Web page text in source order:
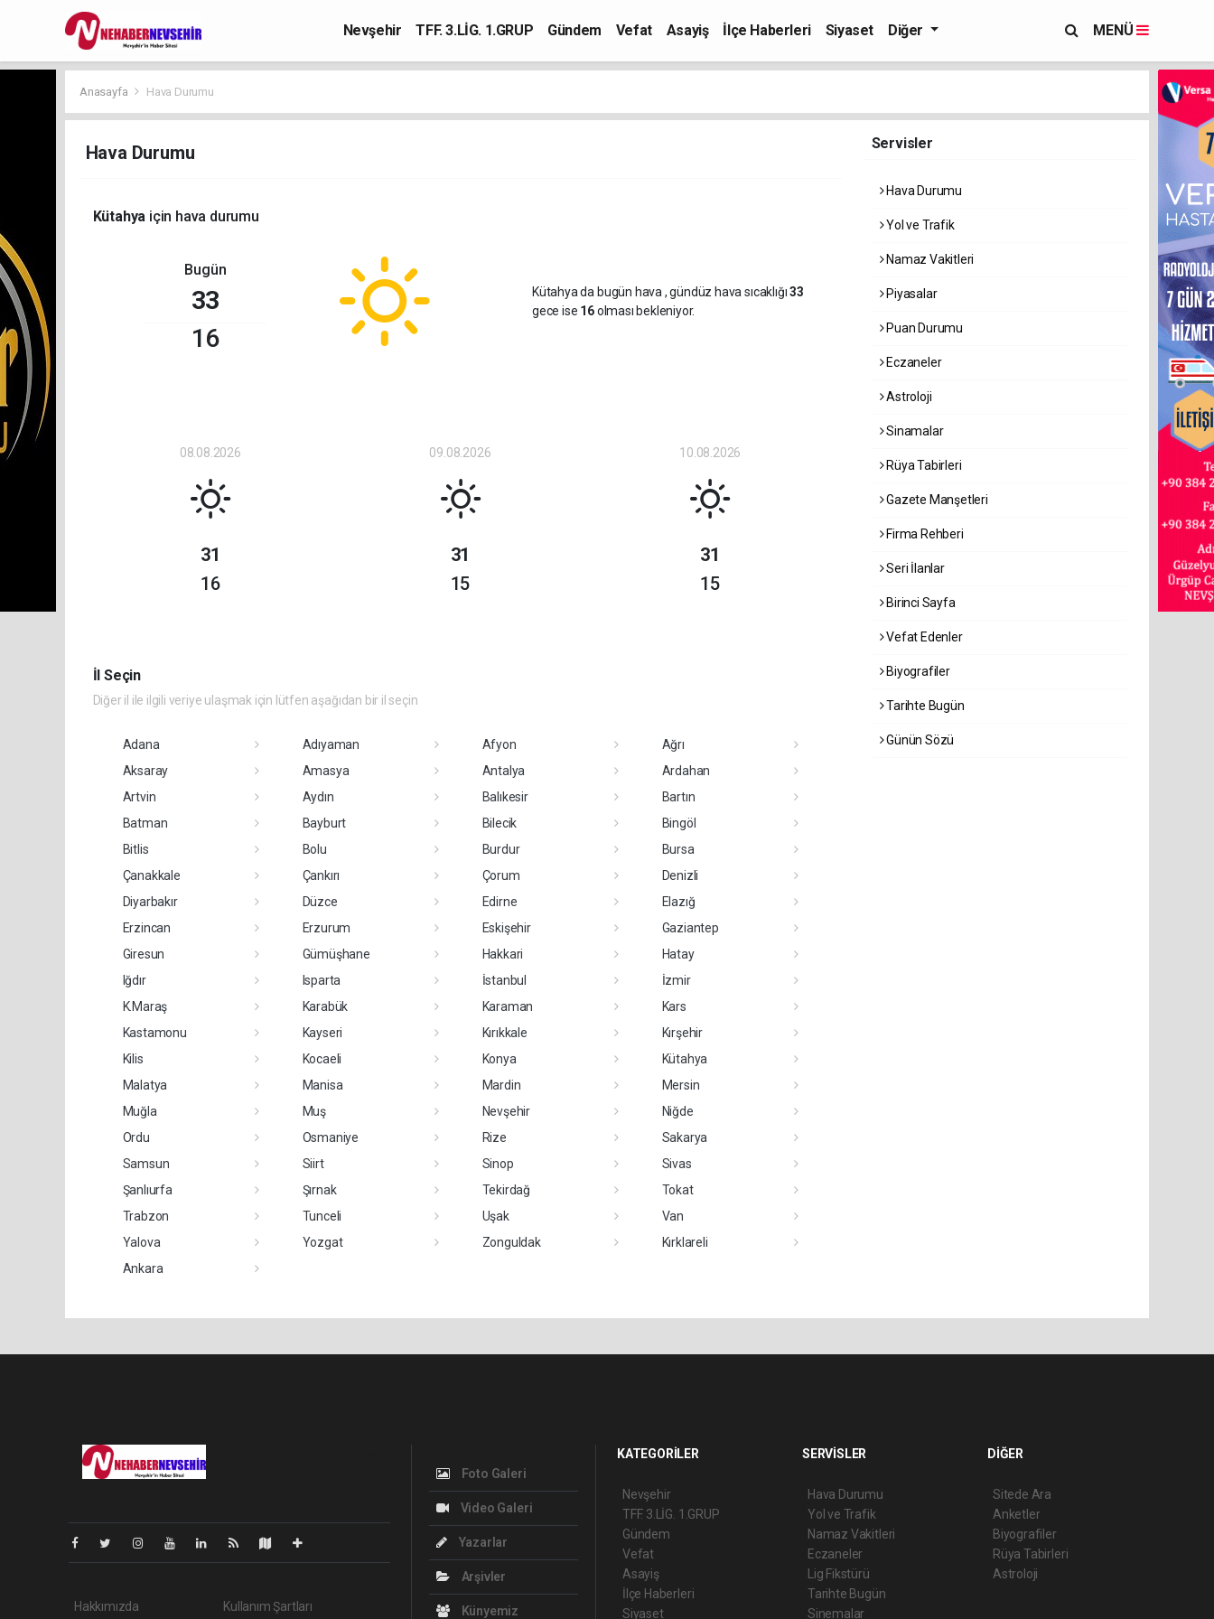
Nevşehir TFF. 3.LİG. 1.GRUP Gündem Vefat Asayiş İlçe Haberleri Siyaset Diğer MENÜ
Anasayfa Hava Durumu
Hava Durumu
Kütahya için hava durumu
Bugün
33
16
Kütahya da bugün hava , gündüz hava sıcaklığı33
gece ise 16olması bekleniyor.
08.08.2026
31
16
09.08.2026
31
15
10.08.2026
31
15
İl Seçin
Diğer il ile ilgili veriye ulaşmak için lütfen aşağıdan bir il seçin
Adana Adıyaman Afyon
Ağrı
Aksaray
Amasya Antalya
Ardahan
Artvin
Aydın Balıkesir
Bartın
Batman
Bayburt Bilecik
Bingöl
Bitlis
Bolu Burdur
Bursa
Çanakkale
Çankırı Çorum
Denizli
Diyarbakır
Düzce Edirne
Elazığ
Erzincan
Erzurum Eskişehir
Gaziantep
Giresun
Gümüşhane Hakkari
Hatay
Iğdır
Isparta İstanbul
İzmir
K.Maraş
Karabük Karaman
Kars
Kastamonu
Kayseri Kırıkkale
Kırşehir
Kilis
Kocaeli Konya
Kütahya
Malatya
Manisa Mardin
Mersin
Muğla
Muş Nevşehir
Niğde
Ordu
Osmaniye Rize
Sakarya
Samsun
Siirt Sinop
Sivas
Şanlıurfa
Şırnak Tekirdağ
Tokat
Trabzon
Tunceli Uşak
Van
Yalova
Yozgat Zonguldak
Kırklareli
Ankara
Servisler
Hava Durumu
Yol ve Trafik
Namaz Vakitleri
Piyasalar
Puan Durumu
Eczaneler
Astroloji
Sinamalar
Rüya Tabirleri
Gazete Manşetleri
Firma Rehberi
Seri İlanlar
Birinci Sayfa
Vefat Edenler
Biyografiler
Tarihte Bugün
Günün Sözü
Hakkımızda Kullanım Şartları
Foto Galeri
Video Galeri
Yazarlar
Arşivler
Künyemiz
KATEGORİLER
Nevşehir
TFF. 3.LİG. 1.GRUP
Gündem
Vefat
Asayiş
İlçe Haberleri
Siyaset
SERVİSLER
Hava Durumu
Yol ve Trafik
Namaz Vakitleri
Eczaneler
Lig Fikstürü
Tarihte Bugün
Sinemalar
DİĞER
Sitede Ara
Anketler
Biyografiler
Rüya Tabirleri
Astroloji